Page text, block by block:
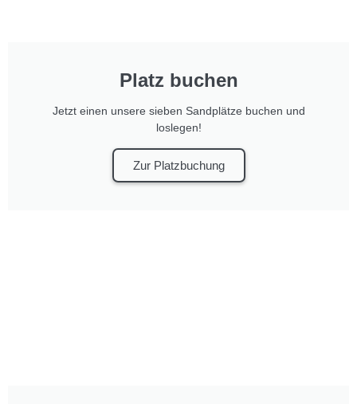
Platz buchen
Jetzt einen unsere sieben Sandplätze buchen und
loslegen!
Zur Platzbuchung